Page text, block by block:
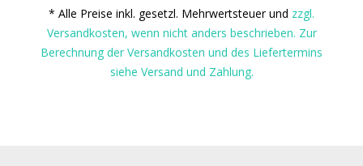
* Alle Preise inkl. gesetzl. Mehrwertsteuer und zzgl.
Versandkosten, wenn nicht anders beschrieben. Zur
Berechnung der Versandkosten und des Liefertermins
siehe Versand und Zahlung.